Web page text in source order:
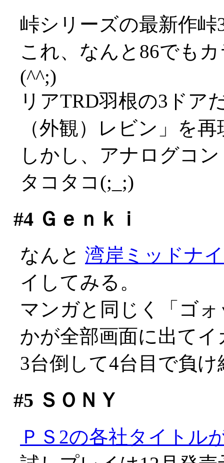
峠シリーズの最新作峠
これ、なんと86でも
(^^;)
リアTRD羽根の3ドア
（外観）レビン」を再
しかし、アナログコ
タコタコ(;_;)
#4Ｇｅｎｋｉ
なんと 湾岸ミッドナ
イしてみる。
マンガと同じく「ゴ
かが全部画面に出てイ
3台倒して4台目で負
#5 ＳＯＮＹ
ＰＳ2の各社タイトル